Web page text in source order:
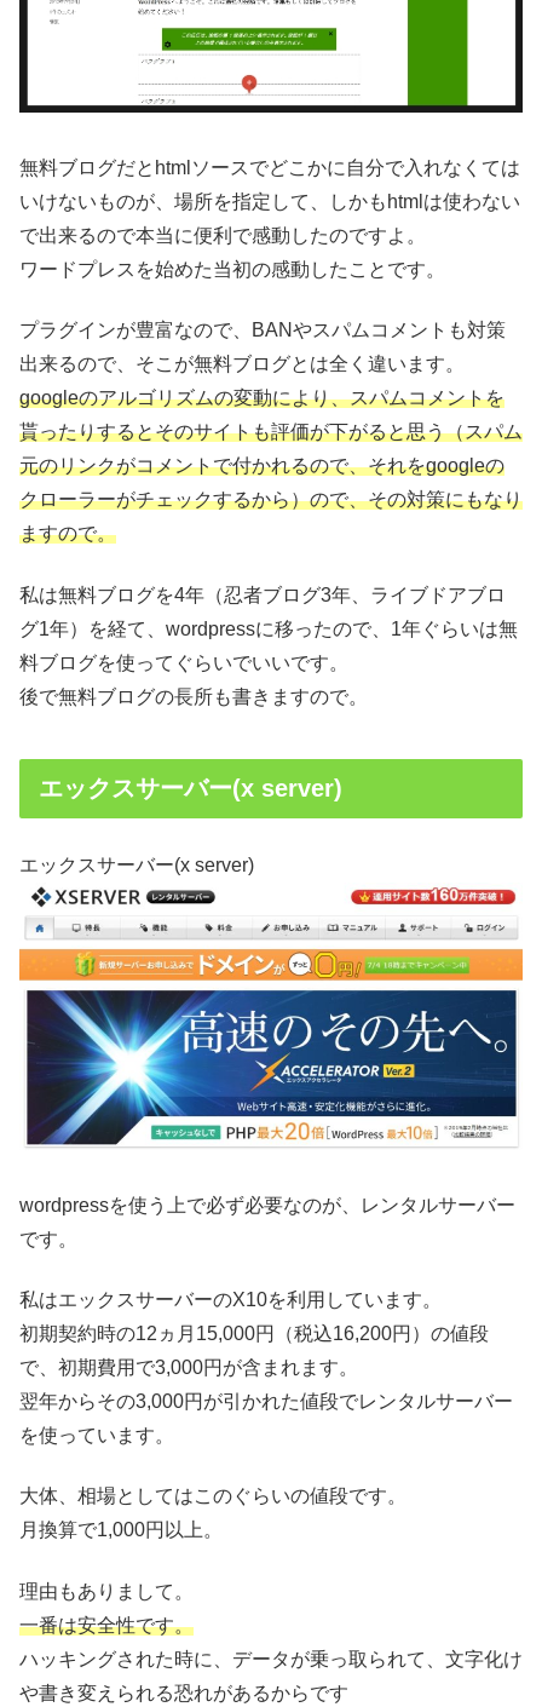
無料ブログだとhtmlソースでどこかに自分で入れなくては
いけないものが、場所を指定して、しかもhtmlは使わない
で出来るので本当に便利で感動したのですよ。
ワードプレスを始めた当初の感動したことです。
プラグインが豊富なので、BANやスパムコメントも対策
出来るので、そこが無料ブログとは全く違います。
googleのアルゴリズムの変動により、スパムコメントを
貰ったりするとそのサイトも評価が下がると思う（スパム
元のリンクがコメントで付かれるので、それをgoogleの
クローラーがチェックするから）ので、その対策にもなり
ますので。
私は無料ブログを4年（忍者ブログ3年、ライブドアブロ
グ1年）を経て、wordpressに移ったので、1年ぐらいは無
料ブログを使ってぐらいでいいです。
後で無料ブログの長所も書きますので。
エックスサーバー(x server)
エックスサーバー(x server)
wordpressを使う上で必ず必要なのが、レンタルサーバー
です。
私はエックスサーバーのX10を利用しています。
初期契約時の12ヵ月15,000円（税込16,200円）の値段
で、初期費用で3,000円が含まれます。
翌年からその3,000円が引かれた値段でレンタルサーバー
を使っています。
大体、相場としてはこのぐらいの値段です。
月換算で1,000円以上。
理由もありまして。
一番は安全性です。
ハッキングされた時に、データが乗っ取られて、文字化け
や書き変えられる恐れがあるからです